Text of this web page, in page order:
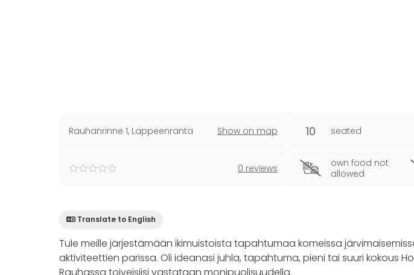
Rauhanrinne 1, Lappeenranta Show on map
0 reviews
10 seated
own food not
allowed
Translate to English
Tule meille järjestämään ikimuistoista tapahtumaa komeissa
aktiviteettien parissa. Oli ideanasi juhla, tapahtuma, pieni tai suuri kokous